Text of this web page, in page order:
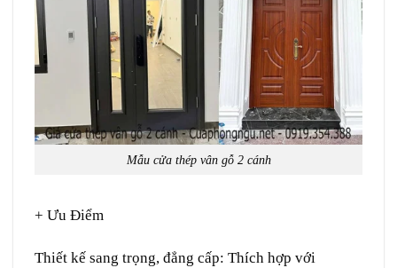
Mẫu cửa thép vân gỗ 2 cánh
+ Ưu Điểm
Thiết kế sang trọng, đẳng cấp: Thích hợp với